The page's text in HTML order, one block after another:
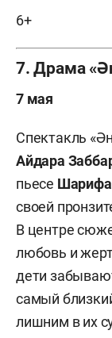
6+
7. Драма
7 мая
Спектакль
Айдара
пьесе Шарифа
своей
В центре
любовь и
дети
самый
лишним в их